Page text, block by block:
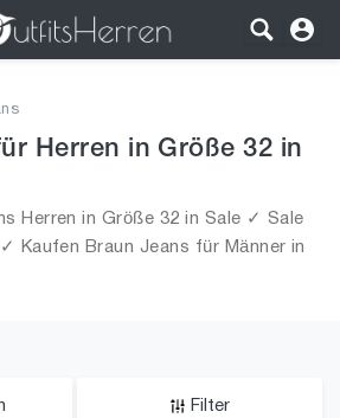
Herren in Größe 32 in
Herren in Größe 32 in Sale ✓ Sale
Kaufen Braun Jeans für Männer in
Filter